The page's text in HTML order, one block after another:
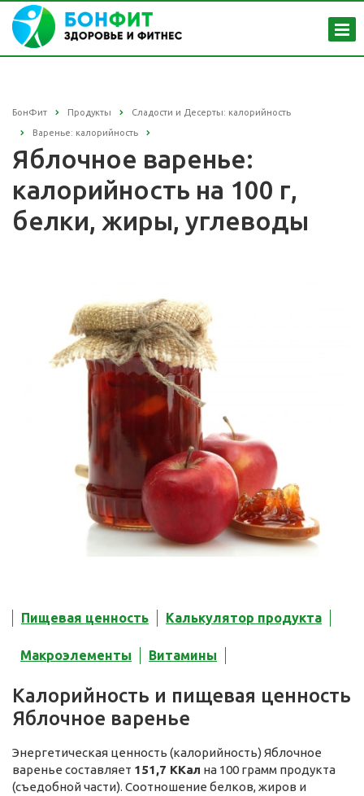
БонФит Продукты Сладости и Десерты: калорийность
Варенье: калорийность
Яблочное варенье:
калорийность на 100 г,
белки, жиры, углеводы
Пищевая ценность Калькулятор продукта
Макроэлементы Витамины
Калорийность и пищевая ценность
Яблочное варенье
Энергетическая ценность (калорийность) Яблочное
варенье составляет 151,7 ККал на 100 грамм продукта
(съедобной части). Соотношение белков, жиров и